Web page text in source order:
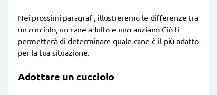
Nei prossimi paragrafi, illustreremo le differenze tra
un cucciolo, un cane adulto e uno anziano.Ciò ti
permetterà di determinare quale cane è il più adatto
per la tua situazione.
Adottare un cucciolo